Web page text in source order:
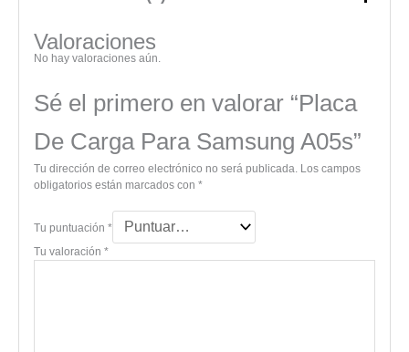
Valoraciones
No hay valoraciones aún.
Sé el primero en valorar “Placa
De Carga Para Samsung A05s”
Tu dirección de correo electrónico no será publicada. Los campos
obligatorios están marcados con *
Tu puntuación *
Tu valoración *